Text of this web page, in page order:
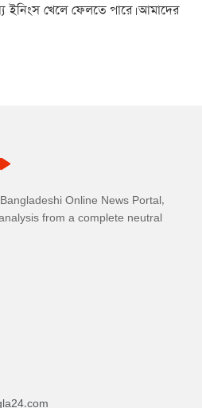
ইনিংস খেলে ফেলতে পারে। আমাদের
Online News Portal,
from a complete neutral